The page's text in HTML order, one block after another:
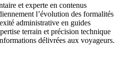
et experte en contenus
l’évolution des formalités
administrative en guides
terrain et précision technique
délivrées aux voyageurs.